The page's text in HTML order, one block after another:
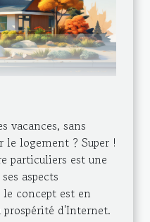
vacances, sans
le logement ? Super !
particuliers est une
aspects
concept est en
d'Internet.